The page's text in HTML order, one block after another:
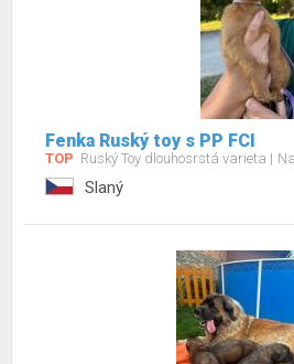
Fenka Ruský toy s PP FCI
TOP Ruský Toy dlouhosrstá varieta
Slaný